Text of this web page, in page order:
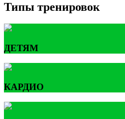
Типы тренировок
ДЕТЯМ
КАРДИО